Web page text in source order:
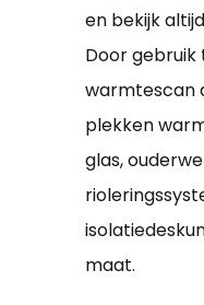
en bekijk
Door gebruik
warmtescan
plekken
glas,
maat.